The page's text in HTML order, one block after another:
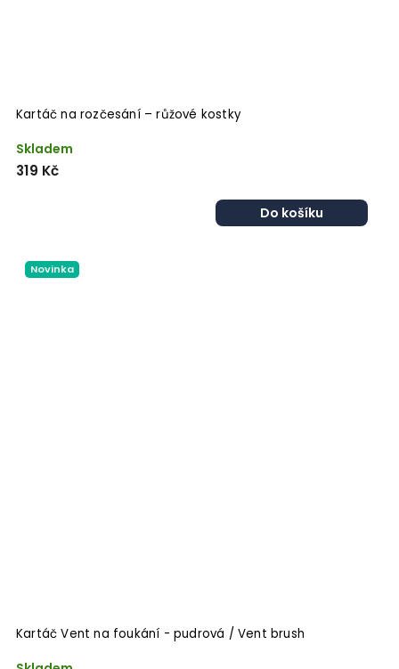
Kartáč na rozčesání – růžové kostky
Skladem
319 Kč
Do košíku
Novinka
Kartáč Vent na foukání - pudrová / Vent brush